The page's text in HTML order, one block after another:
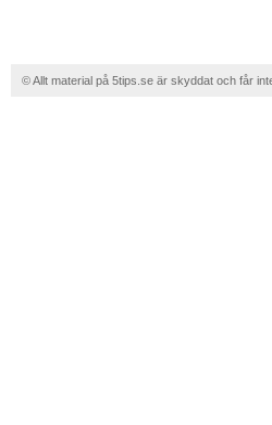
© Allt material på 5tips.se är skyddat och får